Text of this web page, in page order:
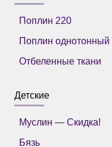
Поплин 220
Поплин однотонный
Отбеленные ткани
Детские
Муслин — Скидка!
Бязь